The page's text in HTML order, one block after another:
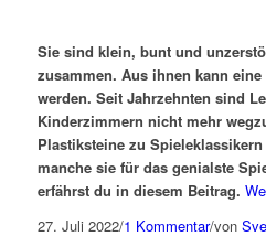
Sie sind klein, bunt und
zusammen. Aus ihnen kann eine
werden. Seit Jahrzehnten sind
Kinderzimmern nicht mehr
Plastiksteine zu
manche sie für das genialste
erfährst du in diesem Beitrag.
27. Juli 2022/1 Kommentar/von